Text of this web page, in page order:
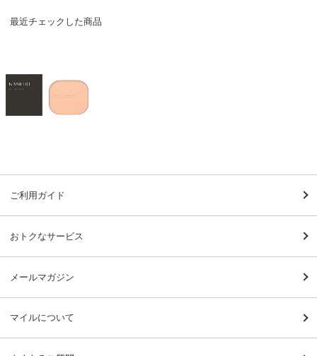
最近チェックした商品
ご利用ガイド
おトクなサービス
メールマガジン
マイルについて